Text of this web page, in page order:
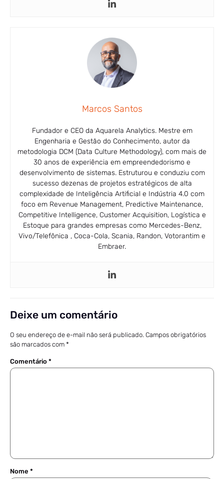
Marcos Santos
Fundador e CEO da Aquarela Analytics. Mestre em
Engenharia e Gestão do Conhecimento, autor da
metodologia DCM (Data Culture Methodology), com mais de
30 anos de experiência em empreendedorismo e
desenvolvimento de sistemas. Estruturou e conduziu com
sucesso dezenas de projetos estratégicos de alta
complexidade de Inteligência Artificial e Indústria 4.0 com
foco em Revenue Management, Predictive Maintenance,
Competitive Intelligence, Customer Acquisition, Logística e
Estoque para grandes empresas como Mercedes-Benz,
Vivo/Telefônica , Coca-Cola, Scania, Randon, Votorantim e
Embraer.
Deixe um comentário
O seu endereço de e-mail não será publicado. Campos obrigatórios
são marcados com *
Comentário *
Nome *